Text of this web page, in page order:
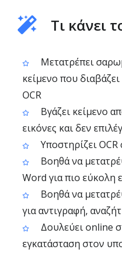
Τι κάνει
Μετατρέπει
κείμενο που
OCR
Βγάζει κείμενο
εικόνες και δεν
Υποστηρίζει
Βοηθά να
Word για πιο εύκολη
Βοηθά να
για αντιγραφή,
Δουλεύει online
εγκατάσταση στον